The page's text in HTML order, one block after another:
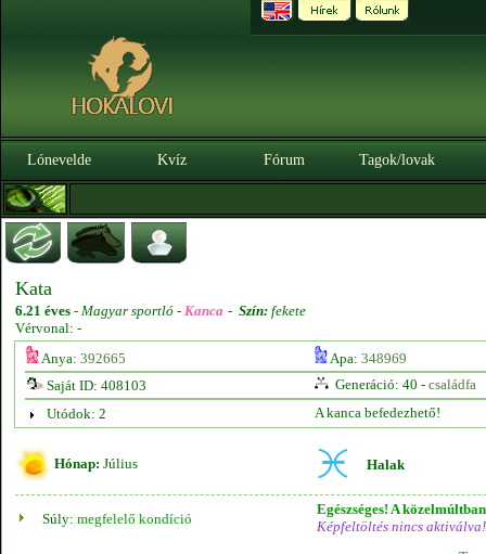
Lónevelde Kvíz Fórum Tagok/lovak
Kata
6.21 éves - Magyar sportló - Kanca - Szín: fekete
Vérvonal: -
Anya: 392665 Apa: 348969
Saját ID: 408103
Generáció: 40 - családfa
Utódok: 2
A kanca befedezhető!
Hónap: Július Halak
Súly: megfelelő kondíció
Egészséges! A
Képfeltöltés nincs aktiválva!